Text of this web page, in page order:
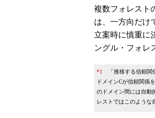
複数フォレスト
は、一方向だけ
立案時に慎重に
ングル・フォレ
*1
「推移する信頼関
ドメインCが信頼関係
のドメイン間には自動
レストではこのような